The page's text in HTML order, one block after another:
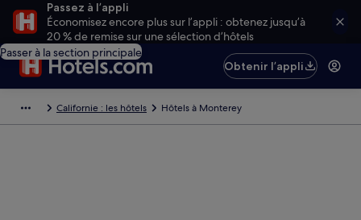
Passez à l’appli
Économisez encore plus sur l’appli : obtenez jusqu’à
20 % de remise sur une sélection d’hôtels
Passer à la section principale
Obtenir l’appli
Californie : les hôtels Hôtels à Monterey